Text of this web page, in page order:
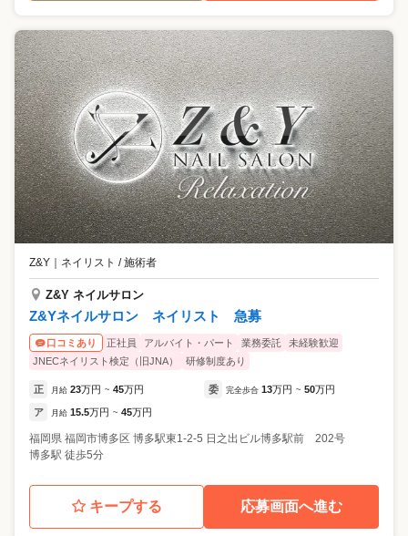
Z&Y ネイリスト / 施術者
Z&Y ネイルサロン
Z&Yネイルサロン ネイリスト 急募
口コミあり 正社員 アルバイト・パート 業務委託
未経験歓迎
JNECネイリスト検定（旧JNA）
研修制度あり
正 月給 23万円 ~ 45万円 委 完全歩合 13万円 ~ 50万円
ア 月給 15.5万円 ~ 45万円
福岡県 福岡市博多区 博多駅東1-2-5 日之出ビル博多駅前 202号
博多駅 徒歩5分
キープする 応募画面へ進む